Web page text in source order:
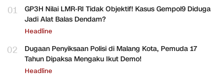
01
GP3H Nilai LMR-RI Tidak Objektif! Kasus Gempol9 Diduga
Jadi Alat Balas Dendam?
Headline
02
Dugaan Penyiksaan Polisi di Malang Kota, Pemuda 17
Tahun Dipaksa Mengaku Ikut Demo!
Headline